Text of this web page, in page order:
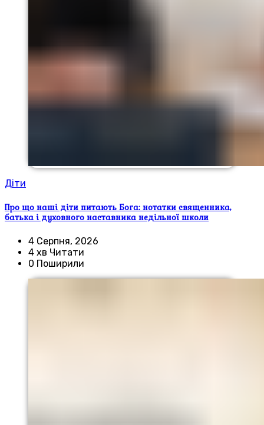
Діти
Про що наші діти питають Бога: нотатки священника,
батька і духовного наставника недільної школи
4 Серпня, 2026
4 хв Читати
0 Поширили